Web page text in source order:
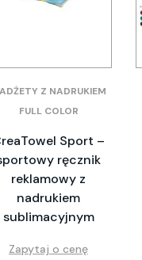
Z NADRUKIEM
FULL COLOR
Sport –
ręcznik
reklamowy z
nadrukiem
sublimacyjnym
Zapytaj o cenę